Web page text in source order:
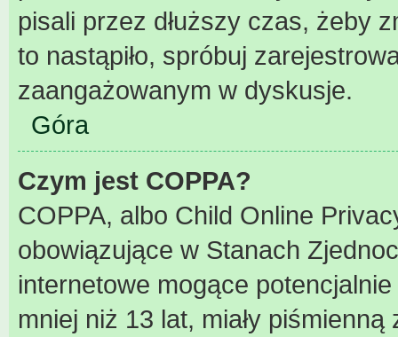
pisali przez dłuższy czas, żeby
to nastąpiło, spróbuj
zaangażowanym w dyskusje.
Góra
Czym jest COPPA?
COPPA, albo Child Online
obowiązujące w Stanach
internetowe mogące
mniej niż 13 lat, miały